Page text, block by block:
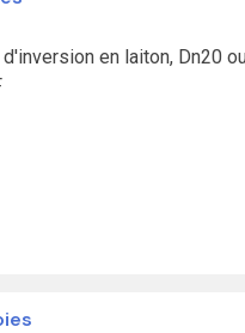
en laiton, Dn20